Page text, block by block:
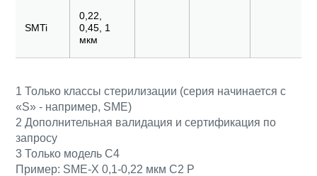
SMTi
0,22,
0,45, 1
мкм
1 Только классы стерилизации (серия начинается с
«S» - например, SME)
2 Дополнительная валидация и сертификация по
запросу
3 Только модель C4
Пример: SME-X 0,1-0,22 мкм C2 P